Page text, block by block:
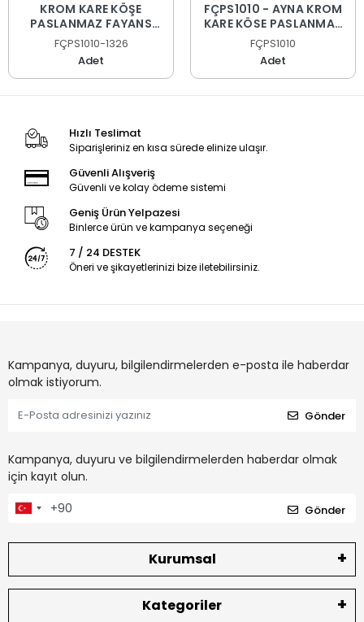
KROM KARE KÖŞE
PASLANMAZ FAYANS
PROFİLİ
FÇPS1010-1326
Adet
FÇPS1010 - AYNA KROM
KARE KÖŞE PASLANMAZ
FAYANS PROFİLİ
FÇPS1010
Adet
Hızlı Teslimat
Siparişleriniz en kısa sürede elinize ulaşır.
Güvenli Alışveriş
Güvenli ve kolay ödeme sistemi
Geniş Ürün Yelpazesi
Binlerce ürün ve kampanya seçeneği
7 / 24 DESTEK
Öneri ve şikayetlerinizi bize iletebilirsiniz.
Kampanya, duyuru, bilgilendirmelerden e-posta ile haberdar
olmak istiyorum.
Gönder
Kampanya, duyuru ve bilgilendirmelerden haberdar olmak
için kayıt olun.
Gönder
Kurumsal
Kategoriler